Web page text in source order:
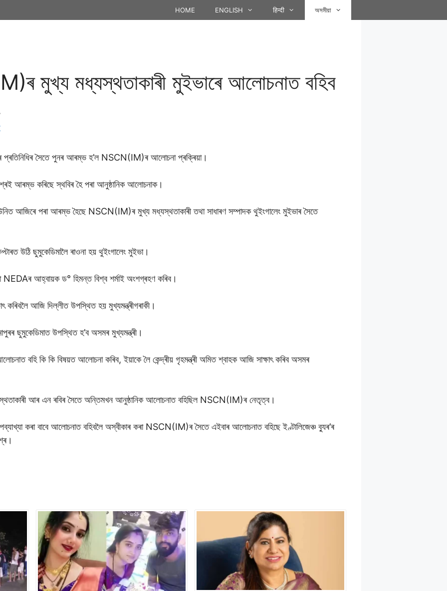
HOME ENGLISH हिन्दी অসমীয়া
মুখ্য মধ্যস্থতাকাৰী মুইভাৰে আলোচনাত বহিব
প্ৰতিনিধিৰ সৈতে পুনৰ আৰম্ভ হ’ল NSCN(IM)ৰ আলোচনা প্ৰক্ৰিয়া।
আৰম্ভ কৰিছে স্থবিৰ হৈ পৰা আনুষ্ঠানিক আলোচনাক।
আজিৰে পৰা আৰম্ভ হৈছে NSCN(IM)ৰ মুখ্য মধ্যস্থতাকাৰী তথা সাধাৰণ সম্পাদক থুইংগালেং মুইভাৰ সৈতে
উঠি ছুমুকেডিমালৈ ৰাওনা হয় থুইংগালেং মুইভা।
আহ্বায়ক ড° হিমন্ত বিশ্ব শৰ্মাই অংশগ্ৰহণ কৰিব।
কৰিবলৈ আজি দিল্লীত উপস্থিত হয় মুখ্যমন্ত্ৰীগৰাকী।
ছুমুকেডিমাত উপস্থিত হ’ব অসমৰ মুখ্যমন্ত্ৰী।
বহি কি কি বিষয়ত আলোচনা কৰিব, ইয়াকে লৈ কেন্দ্ৰীয় গৃহমন্ত্ৰী অমিত শ্বাহক আজি সাক্ষাৎ কৰিব অসমৰ
আৰ এন ৰবিৰ সৈতে অন্তিমখন আনুষ্ঠানিক আলোচনাত বহিছিল NSCN(IM)ৰ নেতৃত্ব।
কৰা বাবে আলোচনাত বহিবলৈ অস্বীকাৰ কৰা NSCN(IM)ৰ সৈতে এইবাৰ আলোচনাত বহিছে ইণ্টালিজেঞ্চ ব্যুৰ’ৰ